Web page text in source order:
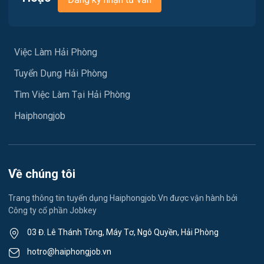
Vận chuyển / Giao nhận / Kho vận
Y tế
May mặc
Lái xe
Việc làm An Hải
Việc làm An Phong
Việc làm Hải Dương
Việc làm Nam Đồng
Việc làm Tân Hưng
Việc Làm Hải Phòng
Tuyển Dụng Hải Phòng
Tìm Việc Làm Tại Hải Phòng
Haiphongjob
Về chúng tôi
Trang thông tin tuyển dụng Haiphongjob.Vn được vận hành bởi
Công ty cổ phần Jobkey
03 Đ. Lê Thánh Tông, Máy Tơ, Ngô Quyền, Hải Phòng
hotro@haiphongjob.vn